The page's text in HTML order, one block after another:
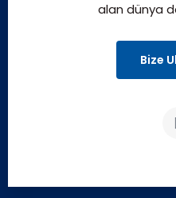
alan dünya
Bize